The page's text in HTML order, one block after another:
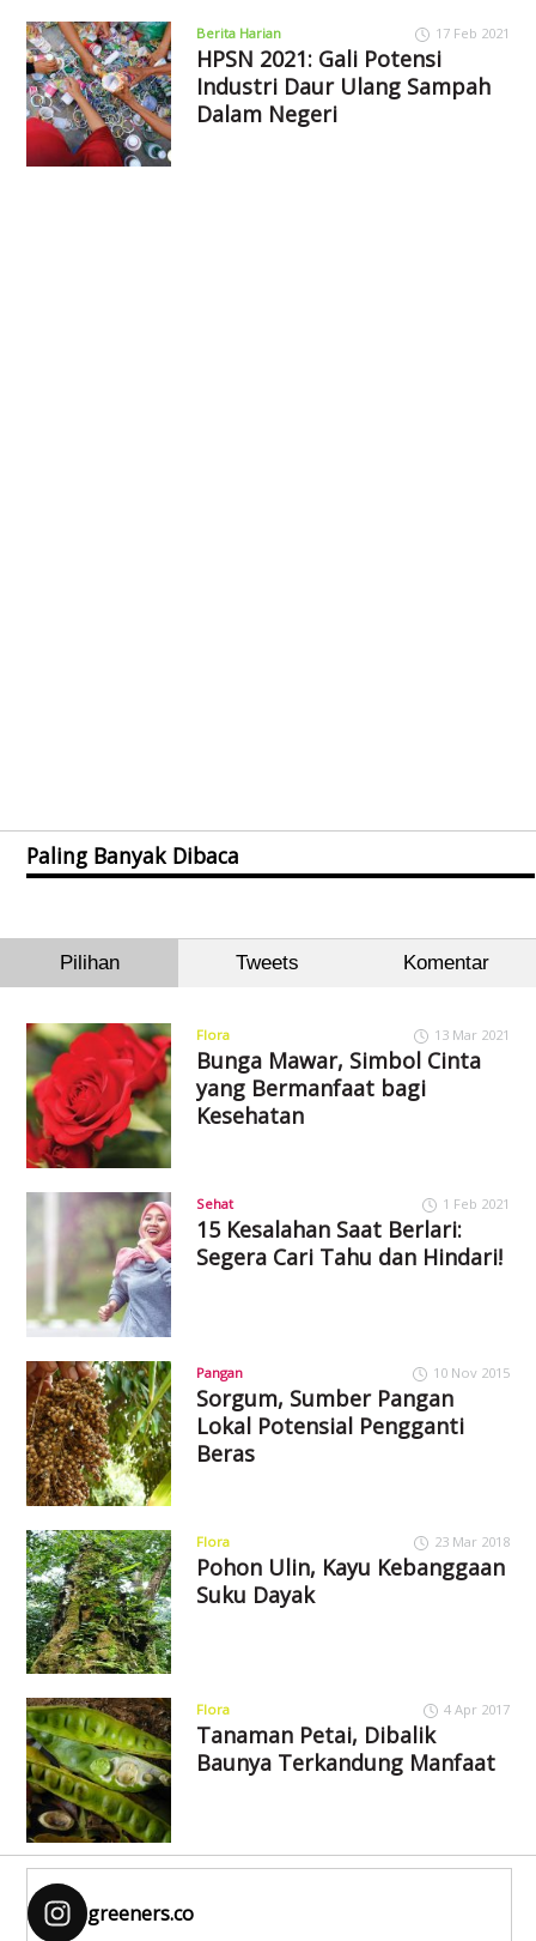
Berita Harian 17 Feb 2021
HPSN 2021: Gali Potensi
Industri Daur Ulang Sampah
Dalam Negeri
Paling Banyak Dibaca
Pilihan Tweets Komentar
Flora 13 Mar 2021
Bunga Mawar, Simbol Cinta
yang Bermanfaat bagi
Kesehatan
Sehat 1 Feb 2021
15 Kesalahan Saat Berlari:
Segera Cari Tahu dan Hindari!
Pangan 10 Nov 2015
Sorgum, Sumber Pangan
Lokal Potensial Pengganti
Beras
Flora 23 Mar 2018
Pohon Ulin, Kayu Kebanggaan
Suku Dayak
Flora 4 Apr 2017
Tanaman Petai, Dibalik
Baunya Terkandung Manfaat
greeners.co